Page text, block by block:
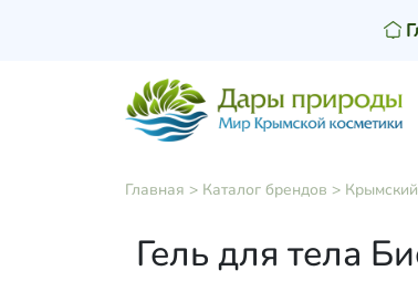
Главная > Каталог брендов >
Гель для тела